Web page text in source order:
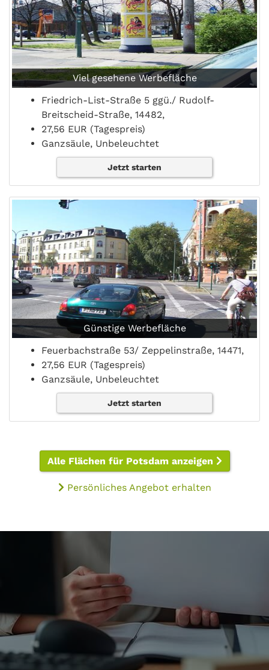
Viel gesehene Werbefläche
Friedrich-List-Straße 5 ggü./ Rudolf-
Breitscheid-Straße, 14482,
27,56 EUR (Tagespreis)
Ganzsäule, Unbeleuchtet
Jetzt starten
Günstige Werbefläche
Feuerbachstraße 53/ Zeppelinstraße, 14471,
27,56 EUR (Tagespreis)
Ganzsäule, Unbeleuchtet
Jetzt starten
Alle Flächen für Potsdam anzeigen
Persönliches Angebot erhalten